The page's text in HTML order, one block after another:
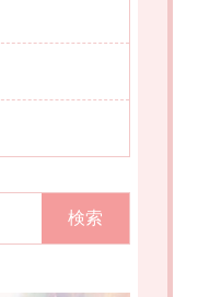
検索